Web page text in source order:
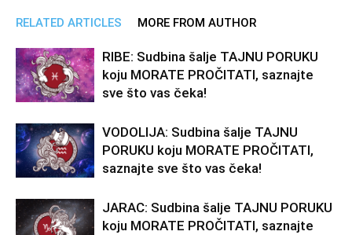
RELATED ARTICLES MORE FROM AUTHOR
RIBE: Sudbina šalje TAJNU PORUKU
koju MORATE PROČITATI, saznajte
sve što vas čeka!
VODOLIJA: Sudbina šalje TAJNU
PORUKU koju MORATE PROČITATI,
saznajte sve što vas čeka!
JARAC: Sudbina šalje TAJNU PORUKU
koju MORATE PROČITATI, saznajte